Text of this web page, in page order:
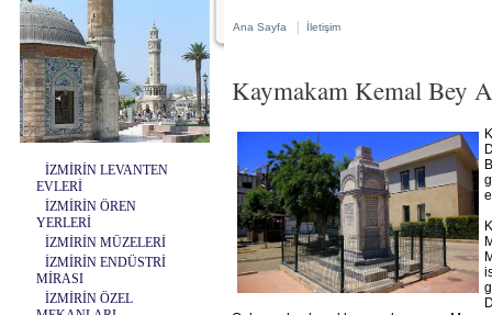
İZMİRİN LEVANTEN
EVLERİ
İZMİRİN ÖREN
YERLERİ
İZMİRİN MÜZELERİ
İZMİRİN ENDÜSTRİ
MİRASI
İZMİRİN ÖZEL
Ana Sayfa İletişim
Kaymakam Kemal Bey